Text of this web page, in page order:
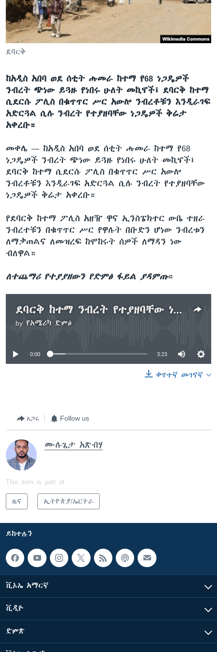
ቋንቋዎች
ደባርቅ
ከአዲስ አበባ ወደ ሰቲት ሑመራ ከተማ የ68 ነጋዴዎች
ንብረት ጭነው ይጓዙ የነበሩ ሁለት መኪኖች፤ ደባርቅ ከተማ
ሲደርሱ ፖሊስ በቁጥጥር ሥር አውሎ ንብረቶቹን እንዲራገፍ
አድርጓል ሲሉ ንብረት የተያዘባቸው ነጋዴዎች ቅሬታ
አቀረቡ።
መቀሌ — ከአዲስ አበባ ወደ ሰቲት ሑመራ ከተማ የ68
ነጋዴዎች ንብረት ጭነው ይጓዙ የነበሩ ሁለት መኪኖች፤
ደባርቅ ከተማ ሲደርሱ ፖሊስ በቁጥጥር ሥር አውሎ
ንብረቶቹን እንዲራገፍ አድርጓል ሲሉ ንብረት የተያዘባቸው
ነጋዴዎች ቅሬታ አቀረቡ።
የደባርቅ ከተማ ፖሊስ አዘዥ ዋና ኢንስፔክተር ውቤ ተዘራ
ንብረተቹን በቁጥጥር ሥር የዋሉት በቡድን ሆነው ንብረቱን
ለማቃጠልና ለመዝረፍ ከሞከሩት ሰዎች ለማዳን ነው
ብለዋል።
ለተጨማሪ የተያያዘውን የድምፅ ፋይል ያዳምጡ።
ደባርቅ ከተማ ንብረት የተያዘባቸው ነጋዴዎች ቅሬታ አሰሙ
by የአሜሪካ ድምፅ
No media source currently available
0:00 3:23
ቀጥተኛ መገናኛ
አጋሩ Follow us
ሙሉጌታ አጽብሃ
This item is part of
ዜና ኢትዮጵያ/ኤርትራ
ይከተሉን
ቪኦኤ አማርኛ
ቪዲዮ
ድምጽ